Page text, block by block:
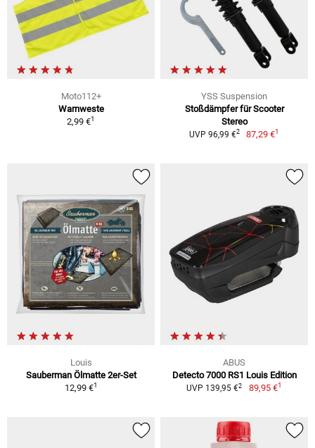
Moto112+
Warnweste
2,99 €1
YSS Suspension
Stoßdämpfer für Scooter
Stereo
UVP 96,99 €2 87,29 €1
Louis
Sauberman Ölmatte 2er-Set
12,99 €1
ABUS
Detecto 7000 RS1 Louis Edition
UVP 139,95 €2 89,95 €1